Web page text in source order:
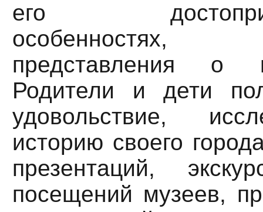
его
представления о
Родители и дети
удовольствие,
историю своего
презентаций,
посещений музеев,